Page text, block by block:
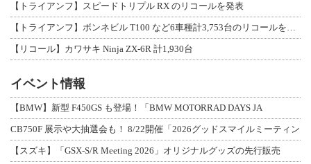
【トライアンフ】スピードトリプル RX のリコールを発表
【トライアンフ】ボンネビル T100 など6車種計3,753台のリコールを発表
【リコール】カワサキ Ninja ZX-6R 計1,930台
イベント情報
【BMW】新型 F450GS も登場！「BMW MOTORRAD DAYS JA
CB750F 展示や大抽選会も！ 8/22開催「2026グッドスマイルミーティン
【スズキ】「GSX-S/R Meeting 2026」オリジナルグッズの先行販売